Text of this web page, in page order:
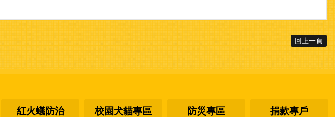
回上一頁
紅火蟻防治 校園犬貓專區 防災專區 捐款專戶